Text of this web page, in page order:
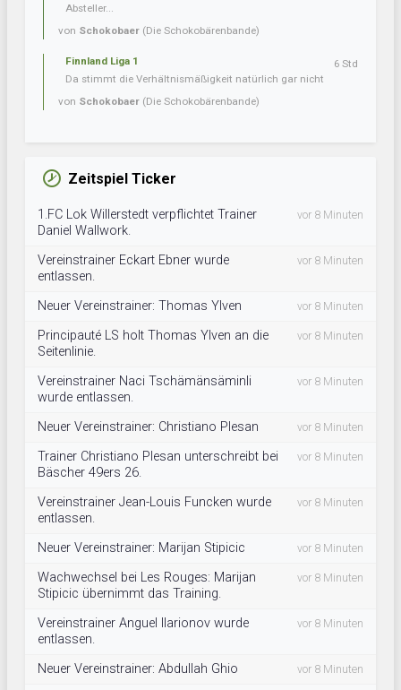
Absteller...
von Schokobaer (Die Schokobärenbande)
Finnland Liga 1
Da stimmt die Verhältnismäßigkeit natürlich gar nicht
von Schokobaer (Die Schokobärenbande)
6 Std
Zeitspiel Ticker
1.FC Lok Willerstedt verpflichtet Trainer
Daniel Wallwork.
vor 8 Minuten
Vereinstrainer Eckart Ebner wurde
entlassen.
vor 8 Minuten
Neuer Vereinstrainer: Thomas Ylven vor 8 Minuten
Principauté LS holt Thomas Ylven an die
Seitenlinie.
vor 8 Minuten
Vereinstrainer Naci Tschämänsäminli
wurde entlassen.
vor 8 Minuten
Neuer Vereinstrainer: Christiano Plesan vor 8 Minuten
Trainer Christiano Plesan unterschreibt bei
Bäscher 49ers 26.
vor 8 Minuten
Vereinstrainer Jean-Louis Funcken wurde
entlassen.
vor 8 Minuten
Neuer Vereinstrainer: Marijan Stipicic vor 8 Minuten
Wachwechsel bei Les Rouges: Marijan
Stipicic übernimmt das Training.
vor 8 Minuten
Vereinstrainer Anguel Ilarionov wurde
entlassen.
vor 8 Minuten
Neuer Vereinstrainer: Abdullah Ghio vor 8 Minuten